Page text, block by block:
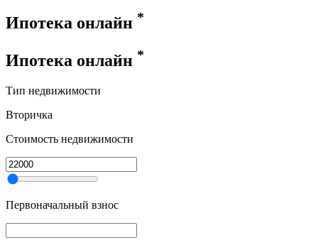
Ипотека онлайн *
Ипотека онлайн *
Тип недвижимости
Вторичка
Стоимость недвижимости
Первоначальный взнос